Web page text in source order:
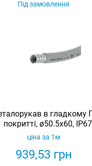
Під замовлення
в гладкому
покритті, ø50.5x60, IP67
939,53 грн
ціна за 1м